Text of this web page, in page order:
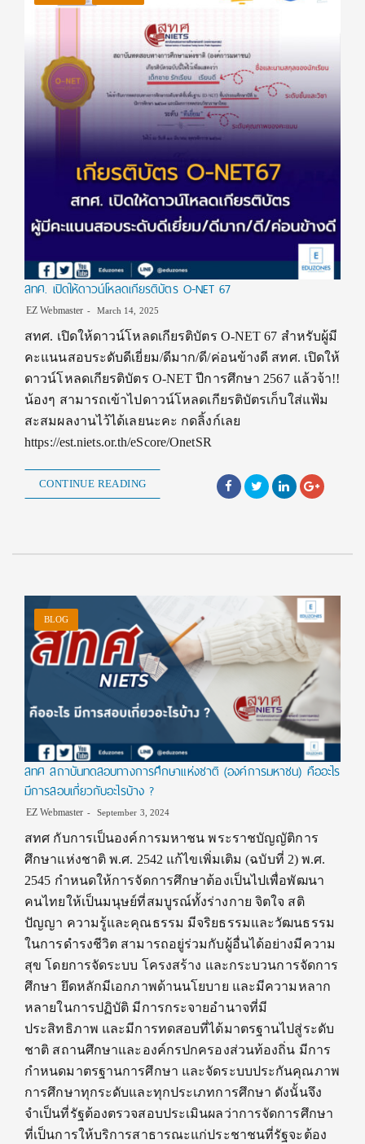
สทศ. เปิดให้ดาวน์โหลดเกียรติบัตร O-NET 67
EZ Webmaster March 14, 2025
สทศ. เปิดให้ดาวน์โหลดเกียรติบัตร O-NET 67 สำหรับผู้มี
คะแนนสอบระดับดีเยี่ยม/ดีมาก/ดี/ค่อนข้างดี สทศ. เปิดให้
ดาวน์โหลดเกียรติบัตร O-NET ปีการศึกษา 2567 แล้วจ้า!!
น้องๆ สามารถเข้าไปดาวน์โหลดเกียรติบัตรเก็บใส่แฟ้ม
สะสมผลงานไว้ได้เลยนะคะ กดลิ้งก์เลย
https://est.niets.or.th/eScore/OnetSR
CONTINUE READING
BLOG
สทศ สถาบันทดสอบทางการศึกษาแห่งชาติ (องค์การมหาชน) คืออะไร
มีการสอบเกี่ยวกับอะไรบ้าง ?
EZ Webmaster September 3, 2024
สทศ กับการเป็นองค์การมหาชน พระราชบัญญัติการ
ศึกษาแห่งชาติ พ.ศ. 2542 แก้ไขเพิ่มเติม (ฉบับที่ 2) พ.ศ.
2545 กำหนดให้การจัดการศึกษาต้องเป็นไปเพื่อพัฒนา
คนไทยให้เป็นมนุษย์ที่สมบูรณ์ทั้งร่างกาย จิตใจ สติ
ปัญญา ความรู้และคุณธรรม มีจริยธรรมและวัฒนธรรม
ในการดำรงชีวิต สามารถอยู่ร่วมกับผู้อื่นได้อย่างมีความ
สุข โดยการจัดระบบ โครงสร้าง และกระบวนการจัดการ
ศึกษา ยึดหลักมีเอกภาพด้านนโยบาย และมีความหลาก
หลายในการปฏิบัติ มีการกระจายอำนาจที่มี
ประสิทธิภาพ และมีการทดสอบที่ได้มาตรฐานไปสู่ระดับ
ชาติ สถานศึกษาและองค์กรปกครองส่วนท้องถิ่น มีการ
กำหนดมาตรฐานการศึกษา และจัดระบบประกันคุณภาพ
การศึกษาทุกระดับและทุกประเภทการศึกษา ดังนั้นจึง
จำเป็นที่รัฐต้องตรวจสอบประเมินผลว่าการจัดการศึกษา
ที่เป็นการให้บริการสาธารณะแก่ประชาชนที่รัฐจะต้อง